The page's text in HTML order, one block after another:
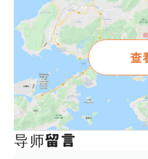
查
导师留言